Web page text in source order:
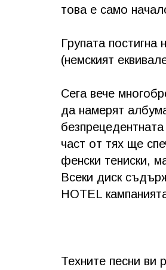
това е само
Групата
(немският
Сега вече
да намерят
част от тях ще
фенски тениски,
Всеки диск
HOTEL
Техните песни ви